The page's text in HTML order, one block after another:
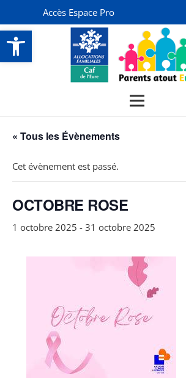
Ouvrir la barre d’outils
Accès Espace Pro
« Tous les Évènements
Cet évènement est passé.
OCTOBRE ROSE
1 octobre 2025 - 31 octobre 2025